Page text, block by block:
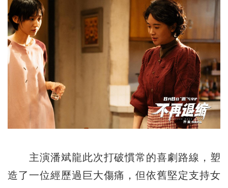
主演潘斌龍此次打破慣常的喜劇路線，塑
造了一位經歷過巨大傷痛，但依舊堅定支持女